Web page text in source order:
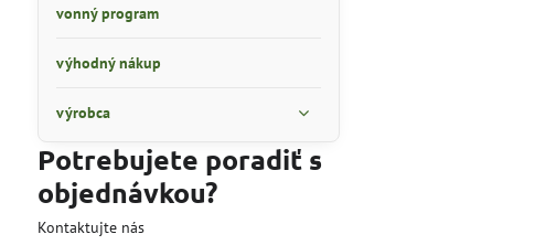
vonný program
výhodný nákup
výrobca
Potrebujete poradiť s
objednávkou?
Kontaktujte nás